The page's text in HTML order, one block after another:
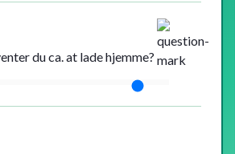
du ca. at lade hjemme?